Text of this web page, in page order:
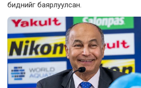
биднийг баярлуулсан.